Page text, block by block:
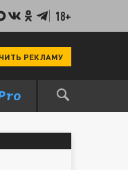
18+
РЕКЛАМУ